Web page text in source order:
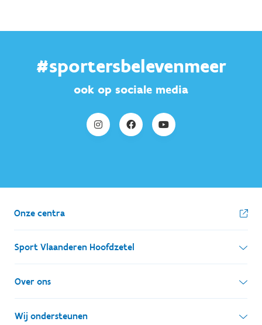
#sportersbelevenmeer
ook op sociale media
Onze centra
Sport Vlaanderen Hoofdzetel
Simon Bolivarlaan 17
1000 Brussel
Over ons
Wie zijn we, wat doen we
Wij ondersteunen